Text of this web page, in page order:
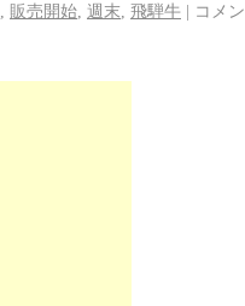
販売開始 週末 飛騨牛 | コメ